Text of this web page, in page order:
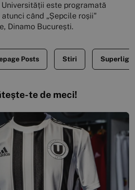
este programată
atunci când „Șepcile roșii"
Dinamo București.
Posts Stiri Superliga
te de meci!